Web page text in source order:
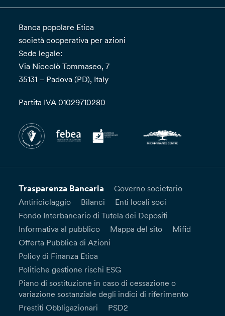
Banca popolare Etica
società cooperativa per azioni
Sede legale:
Via Niccolò Tommaseo, 7
35131 – Padova (PD), Italy
Partita IVA 01029710280
Trasparenza Bancaria
Governo societario
Antiriciclaggio
Bilanci
Enti locali soci
Fondo Interbancario di Tutela dei Depositi
Informativa al pubblico
Mappa del sito
Mifid
Offerta Pubblica di Azioni
Policy di Finanza Etica
Politiche gestione rischi ESG
Piano di sostituzione in caso di cessazione o
variazione sostanziale degli indici di riferimento
Prestiti Obbligazionari
PSD2